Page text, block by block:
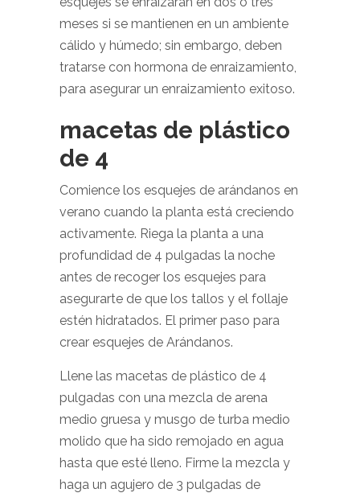
meses si se mantienen en un ambiente
cálido y húmedo; sin embargo, deben
tratarse con hormona de enraizamiento,
para asegurar un enraizamiento exitoso.
macetas de plástico
de 4
Comience los esquejes de arándanos en
verano cuando la planta está creciendo
activamente. Riega la planta a una
profundidad de 4 pulgadas la noche
antes de recoger los esquejes para
asegurarte de que los tallos y el follaje
estén hidratados. El primer paso para
crear esquejes de Arándanos.
Llene las macetas de plástico de 4
pulgadas con una mezcla de arena
medio gruesa y musgo de turba medio
molido que ha sido remojado en agua
hasta que esté lleno. Firme la mezcla y
haga un agujero de 3 pulgadas de